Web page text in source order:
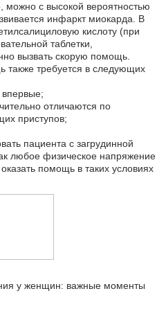
можно с высокой вероятностью
инфаркт миокарда. В
кислоту (при
таблетки,
вызвать скорую помощь.
требуется в следующих
впервые;
отличаются по
приступов;
пациента с загрудинной
любое физическое напряжение
помощь в таких условиях
у женщин: важные моменты